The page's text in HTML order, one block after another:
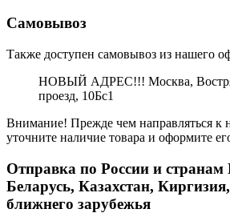
Самовывоз
Также доступен самовывоз из нашего
НОВЫЙ АДРЕС!!! Москва,
проезд, 10Бс1
Внимание! Прежде чем направляться к
уточните наличие товара и оформите
Отправка по России и
Беларусь, Казахстан,
ближнего зарубежья